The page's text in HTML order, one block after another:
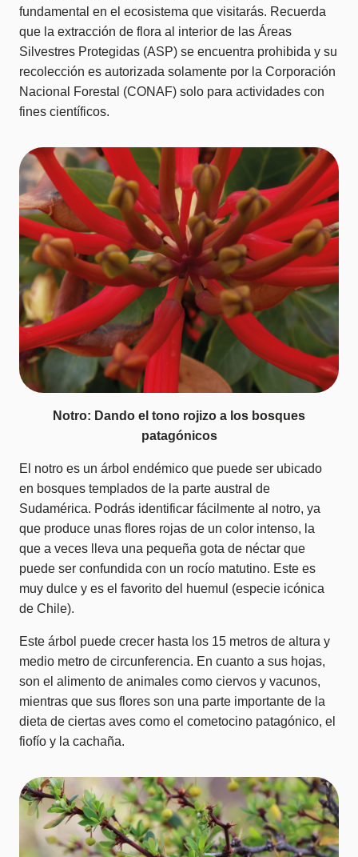
fundamental en el ecosistema que visitarás. Recuerda
que la extracción de flora al interior de las Áreas
Silvestres Protegidas (ASP) se encuentra prohibida y su
recolección es autorizada solamente por la Corporación
Nacional Forestal (CONAF) solo para actividades con
fines científicos.
Notro: Dando el tono rojizo a los bosques
patagónicos
El notro es un árbol endémico que puede ser ubicado
en bosques templados de la parte austral de
Sudamérica. Podrás identificar fácilmente al notro, ya
que produce unas flores rojas de un color intenso, la
que a veces lleva una pequeña gota de néctar que
puede ser confundida con un rocío matutino. Este es
muy dulce y es el favorito del huemul (especie icónica
de Chile).
Este árbol puede crecer hasta los 15 metros de altura y
medio metro de circunferencia. En cuanto a sus hojas,
son el alimento de animales como ciervos y vacunos,
mientras que sus flores son una parte importante de la
dieta de ciertas aves como el cometocino patagónico, el
fiofío y la cachaña.